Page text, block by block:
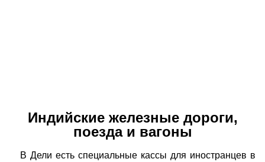
Индийские железные дороги,
поезда и вагоны
В Дели есть специальные кассы для иностранцев в